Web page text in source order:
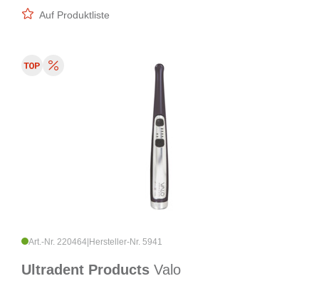
Auf Produktliste
Art.-Nr. 220464 Hersteller-Nr. 5941
Ultradent Products Valo